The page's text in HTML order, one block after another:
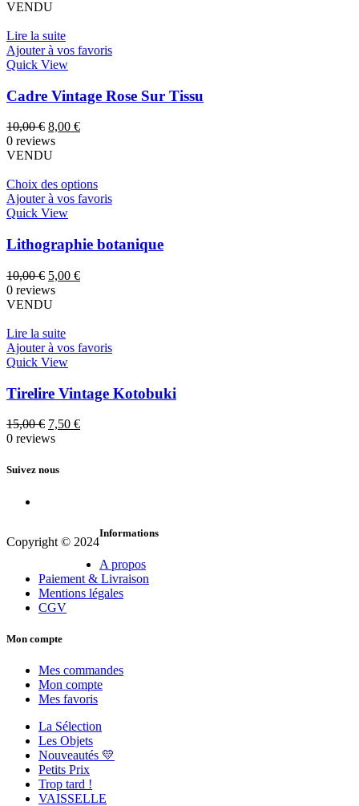
VENDU
Lire la suite
Ajouter à vos favoris
Quick View
Cadre Vintage Rose Sur Tissu
10,00€ Le
prix
initial
10,00 €.
8,00 €Le
8,00 €.
0 reviews
VENDU
Choix des options
Ajouter à vos favoris
Quick View
Lithographie botanique
10,00€ Le
prix
initial
10,00 €.
5,00 €Le
0 reviews
VENDU
Lire la suite
Ajouter à vos favoris
Quick View
Tirelire Vintage Kotobuki
15,00€ Le
prix
était :
7,50 €Le
0 reviews
Suivez nous
Copyright © 2024
Informations
A propos
Paiement & Livraison
Mentions légales
CGV
Mon compte
Mes commandes
Mon compte
Mes favoris
La Sélection
Les Objets
Nouveautés 💛
Petits Prix
Trop tard !
VAISSELLE